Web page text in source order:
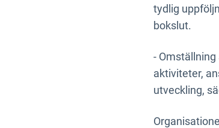
tydlig
bokslut.
-
aktiviteter,
utveckling,